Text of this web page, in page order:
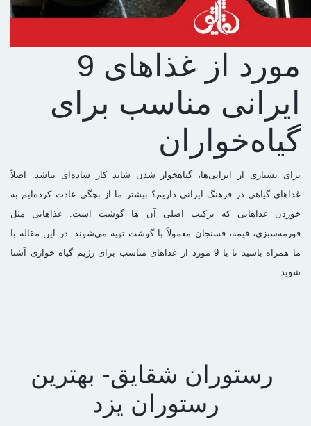
9 مورد از غذاهای
ایرانی مناسب برای
گیاه‌خواران
برای بسیاری از ایرانی‌ها، گیاهخوار شدن شاید کار ساده‌ای نباشد. اصلاً
غذاهای گیاهی در فرهنگ ایرانی داریم؟ بیشتر ما از بچگی عادت کرده‌ایم به
خوردن غذاهایی که ترکیب اصلی آن ها گوشت است. غذاهایی مثل
قورمه‌سبزی، قیمه، فسنجان معمولاً با گوشت تهیه می‌شوند. در این مقاله با
ما همراه باشید تا با 9 مورد از غذاهای مناسب برای رژیم گیاه خواری آشنا
شوید.
رستوران شقایق- بهترین
رستوران یزد